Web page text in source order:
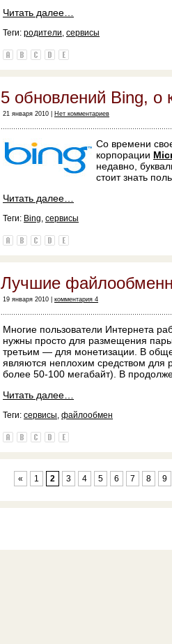
Читать далее…
Теги: родители, сервисы
5 обновлений Bing, о
21 января 2010 | Нет комментариев
Со времени
корпорации
недавно,
стоит знать
Читать далее…
Теги: Bing, сервисы
Лучшие
19 января 2010 | комментария 4
Многие пользователи Интернета
нужны просто для размещения
третьим — для монетизации. В
являются неплохим средством для
более 50-100 мегабайт). В
Читать далее…
Теги: сервисы, файлообмен
« 1 2 3 4 5 6 7 8 9